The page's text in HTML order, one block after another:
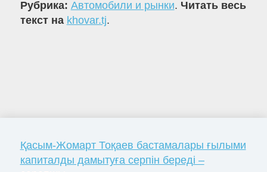
Рубрика: Автомобили и рынки. Читать весь
текст на khovar.tj.
Қасым-Жомарт Тоқаев бастамалары ғылыми
капиталды дамытуға серпін береді –